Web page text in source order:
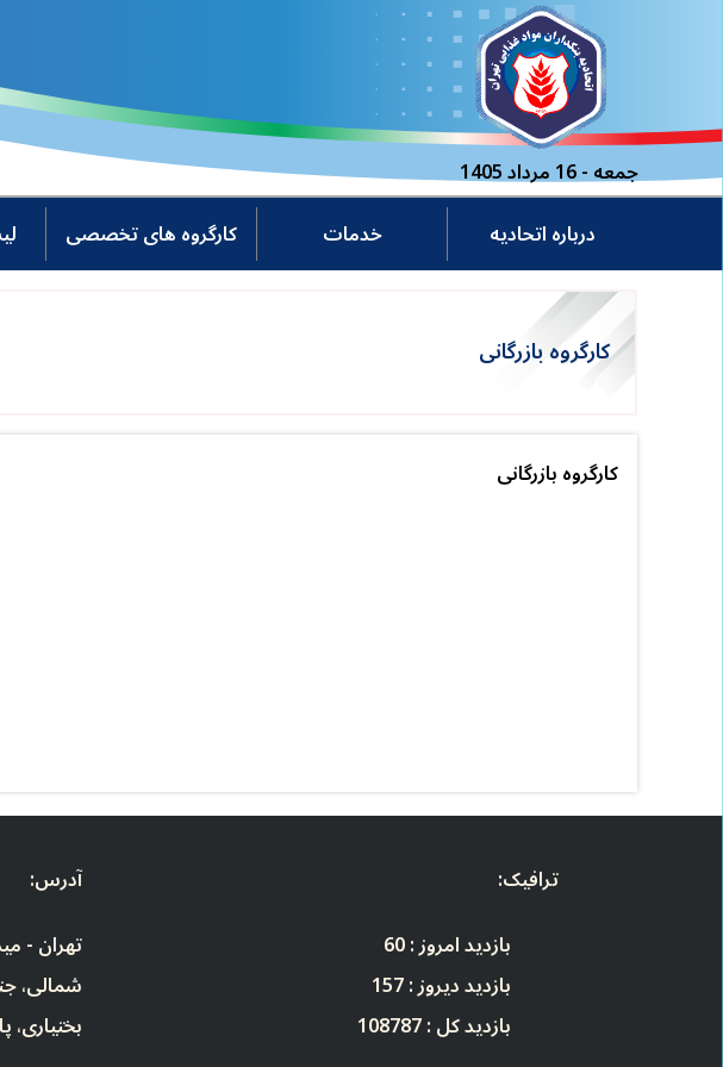
جمعه - 16 مرداد 1405
درباره اتحادیه خدمات کارگروه های تخصصی
کارگروه بازرگانی
کارگروه بازرگانی
ترافیک:
بازدید امروز :60
بازدید دیروز :157
بازدید کل :108787
آدرس:
تهران -
شمالی،
بختیاری،